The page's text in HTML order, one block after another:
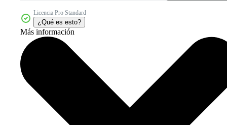
Licencia Pro Standard
¿Qué es esto?
Más información